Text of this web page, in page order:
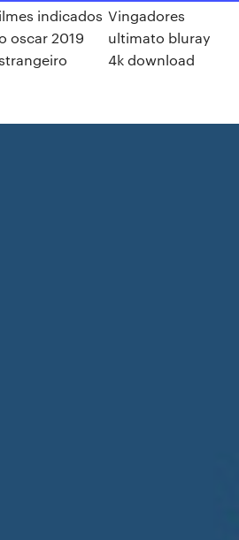
indicados
oscar 2019
Vingadores
ultimato bluray
4k download